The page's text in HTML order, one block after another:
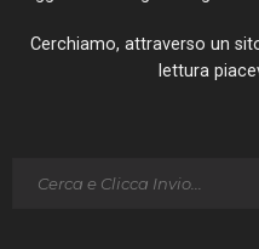
Cerchiamo, attraverso un
lettura